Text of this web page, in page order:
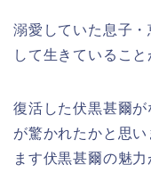
溺愛していた息子
して生きているこ
復活した伏黒甚爾
が驚かれたかと思
ます伏黒甚爾の魅